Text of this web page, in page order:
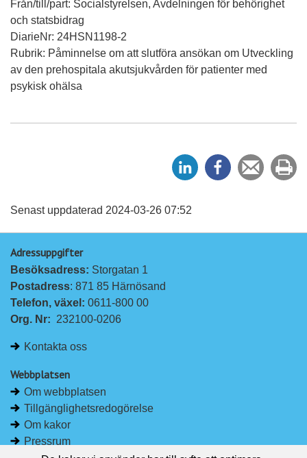
Från/till/part: Socialstyrelsen, Avdelningen för behörighet
och statsbidrag
DiarieNr: 24HSN1198-2
Rubrik: Påminnelse om att slutföra ansökan om Utveckling
av den prehospitala akutsjukvården för patienter med
psykisk ohälsa
e
e
Tipsa
en
ut
Senast uppdaterad 2024-03-26 07:52
Adressuppgifter
Besöksadress: Storgatan 1
Postadress: 871 85 Härnösand
Telefon, växel: 0611-800 00
Org. Nr: 232100-0206
Kontakta oss
Webbplatsen
Om webbplatsen
Tillgänglighetsredogörelse
Om kakor
Pressrum